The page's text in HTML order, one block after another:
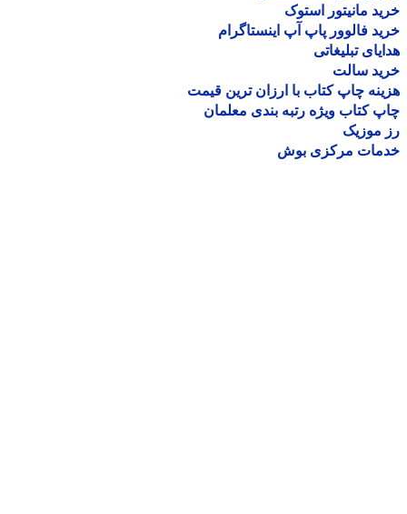
مانیتور استوک
فالوور پاپ آپ اینستاگرام
تبلیغاتی
سالت
چاپ کتاب با ارزان ترین قیمت
کتاب ویژه رتبه بندی معلمان
موزیک
مرکزی بوش